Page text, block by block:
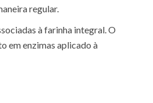
regular.
à farinha integral. O
em enzimas aplicado à